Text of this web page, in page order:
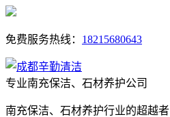
免费服务热线： 18215680643
专业南充保洁、石材养护公司
南充保洁、石材养护行业的超越者